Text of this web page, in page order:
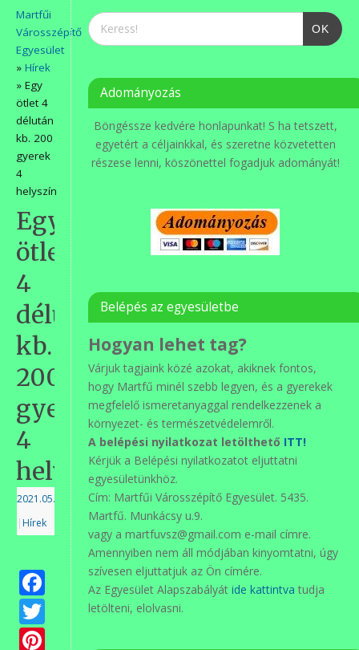
Martfűi
Városszépítő
Egyesület
»Hírek
» Egy
ötlet 4
délután
kb. 200
gyerek
4
helyszín
Egy
ötlet
4
délután
kb.
200
gyerek
4
helyszín
2021.05.10.
|Hírek
Facebook
Twitter
Pinterest
OK
Adományozás
Böngéssze kedvére honlapunkat! S ha tetszett,
egyetért a céljainkkal, és szeretne közvetetten
részese lenni, köszönettel fogadjuk adományát!
Belépés az egyesületbe
Hogyan lehet tag?
Várjuk tagjaink közé azokat, akiknek fontos,
hogy Martfű minél szebb legyen, és a gyerekek
megfelelő ismeretanyaggal rendelkezzenek a
környezet- és természetvédelemről.
A belépési nyilatkozat letölthető ITT!
Kérjük a Belépési nyilatkozatot eljuttatni
egyesületünkhöz.
Cím: Martfűi Városszépítő Egyesület. 5435.
Martfű. Munkácsy u.9.
vagy a martfuvsz@gmail.com e-mail címre.
Amennyiben nem áll módjában kinyomtatni, úgy
szívesen eljuttatjuk az Ön címére.
Az Egyesület Alapszabályát ide kattintva tudja
letölteni, elolvasni.